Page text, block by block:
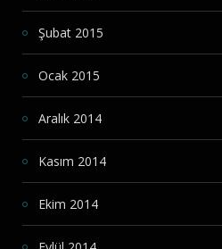
Şubat 2015
Ocak 2015
Aralık 2014
Kasım 2014
Ekim 2014